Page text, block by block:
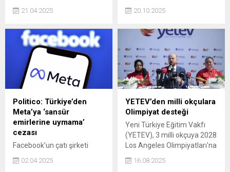
Espressolab paylaşımıyla
Vidinli'ye yüklendi. Vidinli'yi
takipten çıkan Derici,
Doymadın. Bu kadar hassas
bir dönemde sana kocaman
bi pes dedi.
21.04.2025
lideri Ayetullah Ali
Şemhani'nin kızının
düğününe ait olduğu iddia
edilen görüntülerin
sızdırılması tartışmalara yol
açtı.
20.10.2025
Politico: Türkiye’den
Meta’ya ‘sansür
emirlerine uymama’
cezası
Facebook’un çatı şirketi
Meta'nın, 'Türkiye’nin içerik
sınırlama taleplerine
02.04.2025
YETEV’den milli okçulara
Olimpiyat desteği
Yeni Türkiye Eğitim Vakfı
(YETEV), 3 milli okçuya 2028
Los Angeles Olimpiyatları'na
kadar maddi kaynak ve burs
sağlayacak. Destek,
16.08.2025